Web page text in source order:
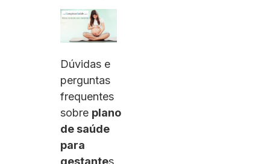
Dúvidas e
perguntas
frequentes
sobre plano
de saúde
para
gestantes,